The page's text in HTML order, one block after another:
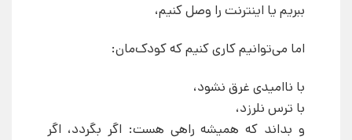
ببریم یا اینترنت را وصل کنیم،
اما می‌توانیم کاری کنیم که کودک‌مان:
با ناامیدی غرق نشود،
با ترس نلرزد،
و بداند که همیشه راهی هست: اگر بگردد، اگر